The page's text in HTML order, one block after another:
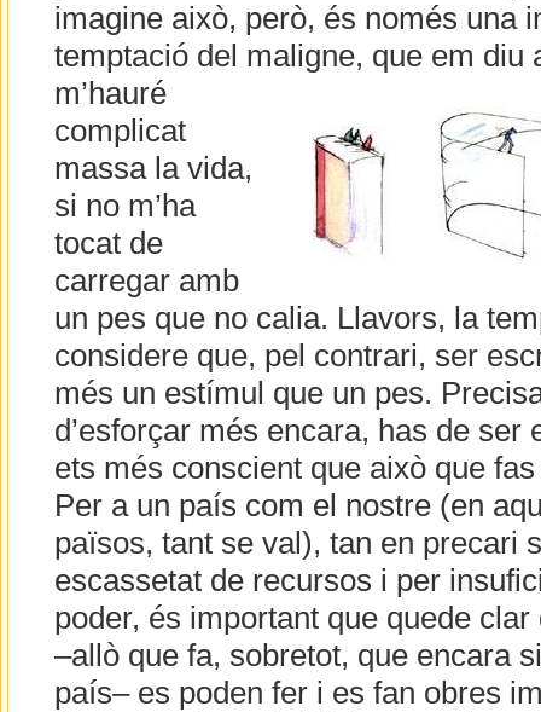
imagine això, però, és només una
temptació del maligne, que em diu
m’hauré
complicat
massa la vida,
si no m’ha
tocat de
carregar amb
un pes que no calia. Llavors, la
considere que, pel contrari, ser
més un estímul que un pes.
d’esforçar més encara, has de ser
ets més conscient que això que
Per a un país com el nostre (en
països, tant se val), tan en precari
escassetat de recursos i per
poder, és important que quede clar
–allò que fa, sobretot, que encara
país– es poden fer i es fan obres